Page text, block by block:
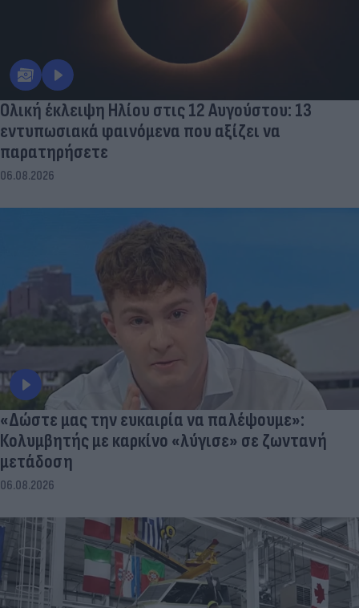
Ολική έκλειψη Ηλίου στις 12 Αυγούστου: 13
εντυπωσιακά φαινόμενα που αξίζει να
παρατηρήσετε
06.08.2026
«Δώστε μας την ευκαιρία να παλέψουμε»:
Κολυμβητής με καρκίνο «λύγισε» σε ζωντανή
μετάδοση
06.08.2026